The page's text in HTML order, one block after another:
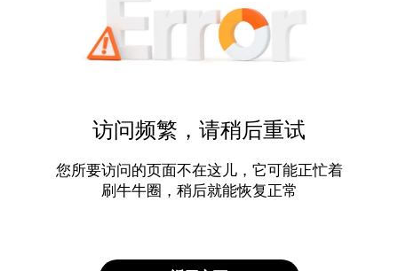
访问频繁，请稍后重试
您所要访问的页面不在这儿，它可能正忙着
刷牛牛圈，稍后就能恢复正常